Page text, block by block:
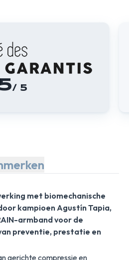
/ 5
met biomechanische
kampioen Agustín Tapia,
armband voor de
preventie, prestatie en
gerichte compressie en